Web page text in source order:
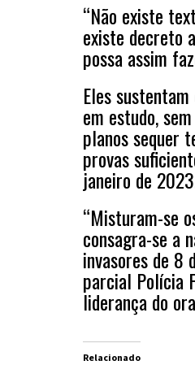
“Não existe
existe decreto
possa assim
Eles
em estudo,
planos sequer
provas
janeiro de
“Misturam-se
consagra-se a
invasores de 8
parcial Polícia
liderança do
Relacionado